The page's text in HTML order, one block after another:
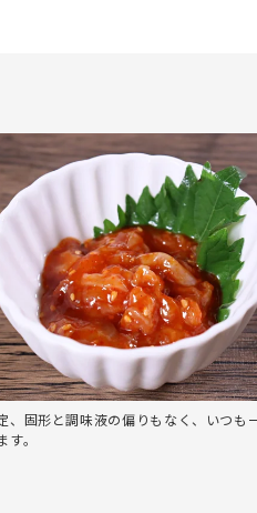
、固形と調味液の偏りもなく、いつも
。